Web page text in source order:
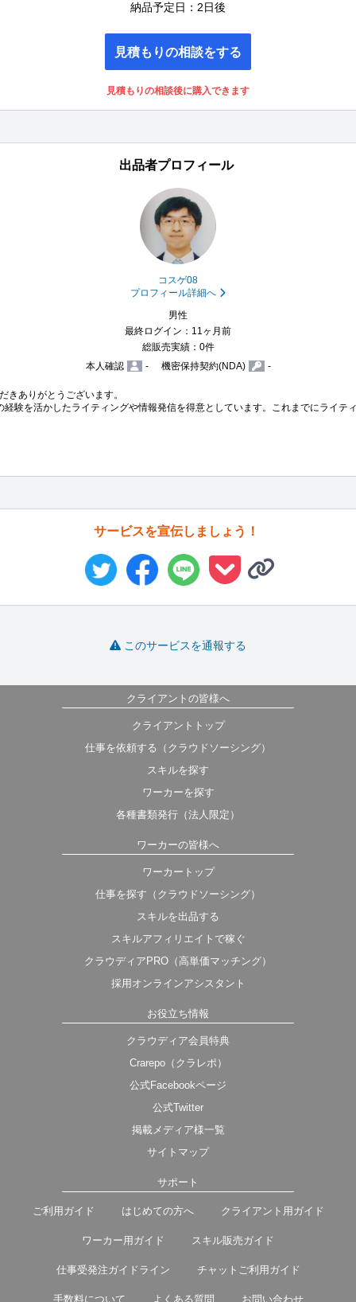
納品予定日：2日後
見積もりの相談をする
見積もりの相談後に購入できます
出品者プロフィール
コスゲ08
プロフィール詳細へ
男性
最終ログイン：11ヶ月前
総販売実績：0件
本人確認
- 機密保持契約(NDA) -
きありがとうございます。
験を活かしたライティングや情報発信を得意としています。これまでにライテ
サービスを宣伝しましょう！
このサービスを通報する
クライアントの皆様へ
クライアントトップ
仕事を依頼する（クラウドソーシング）
スキルを探す
ワーカーを探す
各種書類発行（法人限定）
ワーカーの皆様へ
ワーカートップ
仕事を探す（クラウドソーシング）
スキルを出品する
スキルアフィリエイトで稼ぐ
クラウディアPRO（高単価マッチング）
採用オンラインアシスタント
お役立ち情報
クラウディア会員特典
Crarepo（クラレポ）
公式Facebookページ
公式Twitter
掲載メディア様一覧
サイトマップ
サポート
ご利用ガイド はじめての方へ クライアント用ガイド
ワーカー用ガイド スキル販売ガイド
仕事受発注ガイドライン チャットご利用ガイド
手数料について よくある質問 お問い合わせ